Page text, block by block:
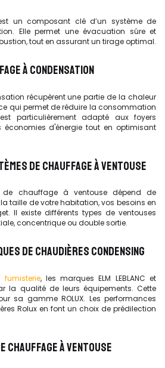
un composant clé d’un système de
Elle permet une évacuation sûre et
tout en assurant un tirage optimal.
À CONDENSATION
récupèrent une partie de la chaleur
qui permet de réduire la consommation
particulièrement adapté aux foyers
d'énergie tout en optimisant
DE CHAUFFAGE À VENTOUSE
de chauffage à ventouse dépend de
taille de votre habitation, vos besoins en
Il existe différents types de ventouses
concentrique ou double sortie.
DE CHAUDIÈRES CONDENSING
fumisterie, les marques ELM LEBLANC et
la qualité de leurs équipements. Cette
sa gamme ROLUX. Les performances
Rolux en font un choix de prédilection
CHAUFFAGE À VENTOUSE